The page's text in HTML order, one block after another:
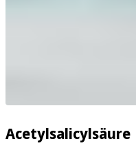
Acetylsalicylsäure